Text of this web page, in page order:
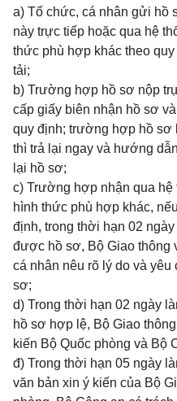
a) Tổ chức, cá nhân gửi hồ
này trực tiếp hoặc qua hệ
thức phù hợp khác theo
tải;
b) Trường hợp hồ sơ nộp
cấp giấy biên nhận hồ sơ
quy định; trường hợp hồ sơ
thì trả lại ngay và hướng
lại hồ sơ;
c) Trường hợp nhận qua
hình thức phù hợp khác,
định, trong thời hạn 02
được hồ sơ, Bộ Giao thông
cá nhân nêu rõ lý do và
sơ;
d) Trong thời hạn 02 ngày
hồ sơ hợp lệ, Bộ Giao
kiến Bộ Quốc phòng và Bộ
đ) Trong thời hạn 05 ngày
văn bản xin ý kiến của Bộ